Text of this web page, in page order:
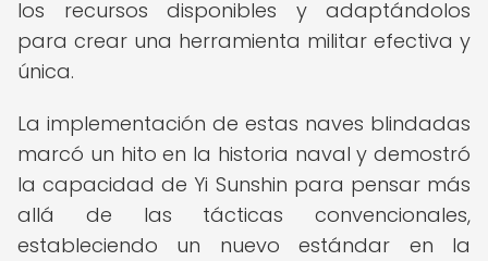
los recursos disponibles y adaptándolos
para crear una herramienta militar efectiva y
única.
La implementación de estas naves blindadas
marcó un hito en la historia naval y demostró
la capacidad de Yi Sunshin para pensar más
allá de las tácticas convencionales,
estableciendo un nuevo estándar en la